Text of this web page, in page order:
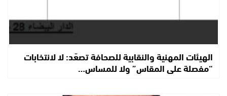
الهيئات المهنية والنقابية للصحافة تصعّد: لا لانتخابات
“مفصلة على المقاس” ولا للمساس…